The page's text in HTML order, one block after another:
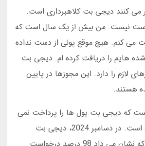
می کنند دیجی بت کلاهبرداری است.
نیست. من بیش از یک سال است که
می کنم. هیچ موقع پولی از دست نداده
هایم را دریافت کرده ام. دیجی بت
لازم را دارد. این مجوزها در پایین
هستند.
که دیجی بت پول ها را پرداخت نمی
کند. این حرف غلط است. در دسامبر 2024، دیجی بت